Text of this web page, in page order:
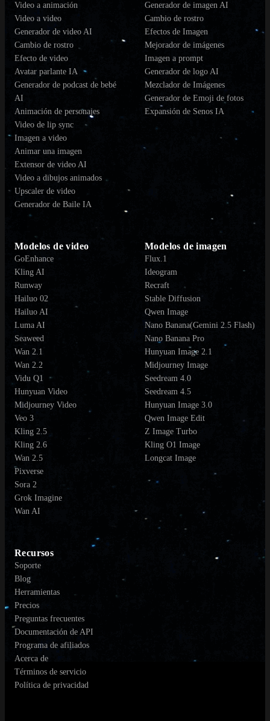
Video a animación
Video a video
Generador de video AI
Cambio de rostro
Efecto de video
Avatar parlante IA
Generador de podcast de bebé
AI
Animación de personajes
Video de lip sync
Imagen a video
Animar una imagen
Extensor de video AI
Video a dibujos animados
Upscaler de video
Generador de Baile IA
Generador de imagen AI
Cambio de rostro
Efectos de Imagen
Mejorador de imágenes
Imagen a prompt
Generador de logo AI
Mezclador de Imágenes
Generador de Emoji de fotos
Expansión de Senos IA
Modelos de video
GoEnhance
Kling AI
Runway
Hailuo 02
Hailuo AI
Luma AI
Seaweed
Wan 2.1
Wan 2.2
Vidu Q1
Hunyuan Video
Midjourney Video
Veo 3
Kling 2.5
Kling 2.6
Wan 2.5
Pixverse
Sora 2
Grok Imagine
Wan AI
Modelos de imagen
Flux.1
Ideogram
Recraft
Stable Diffusion
Qwen Image
Nano Banana(Gemini 2.5 Flash)
Nano Banana Pro
Hunyuan Image 2.1
Midjourney Image
Seedream 4.0
Seedream 4.5
Hunyuan Image 3.0
Qwen Image Edit
Z Image Turbo
Kling O1 Image
Longcat Image
Recursos
Soporte
Blog
Herramientas
Precios
Preguntas frecuentes
Documentación de API
Programa de afiliados
Acerca de
Términos de servicio
Política de privacidad